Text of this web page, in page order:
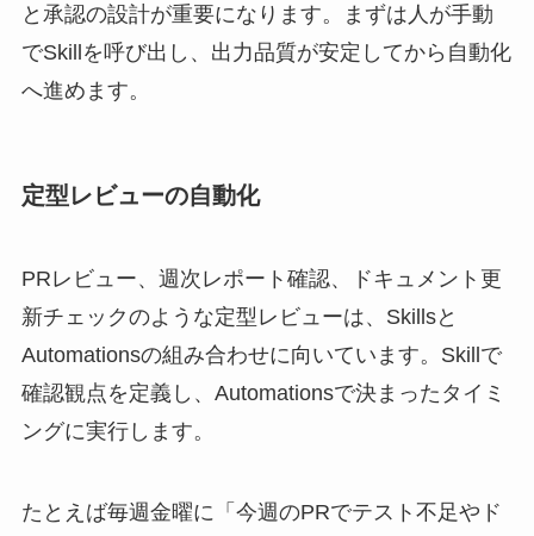
と承認の設計が重要になります。まずは人が手動
でSkillを呼び出し、出力品質が安定してから自動化
へ進めます。
定型レビューの自動化
PRレビュー、週次レポート確認、ドキュメント更
新チェックのような定型レビューは、Skillsと
Automationsの組み合わせに向いています。Skillで
確認観点を定義し、Automationsで決まったタイミ
ングに実行します。
たとえば毎週金曜に「今週のPRでテスト不足やド